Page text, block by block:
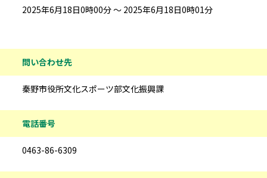
2025年6月18日0時00分 ～ 2025年6月18日0時01分
問い合わせ先
秦野市役所文化スポーツ部文化振興課
電話番号
0463-86-6309